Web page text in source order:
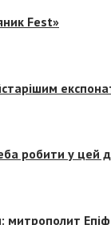
Fest»
робити у цей